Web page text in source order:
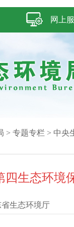
网上
> 专题专栏 > 中央
四生态环境
省生态环境厅